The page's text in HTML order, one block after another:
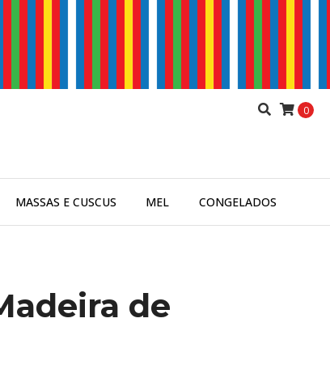
0
MASSAS E CUSCUS MEL CONGELADOS
de